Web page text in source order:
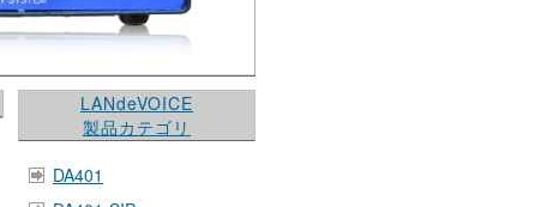
LANdeVOICE
製品カテゴリ
DA401